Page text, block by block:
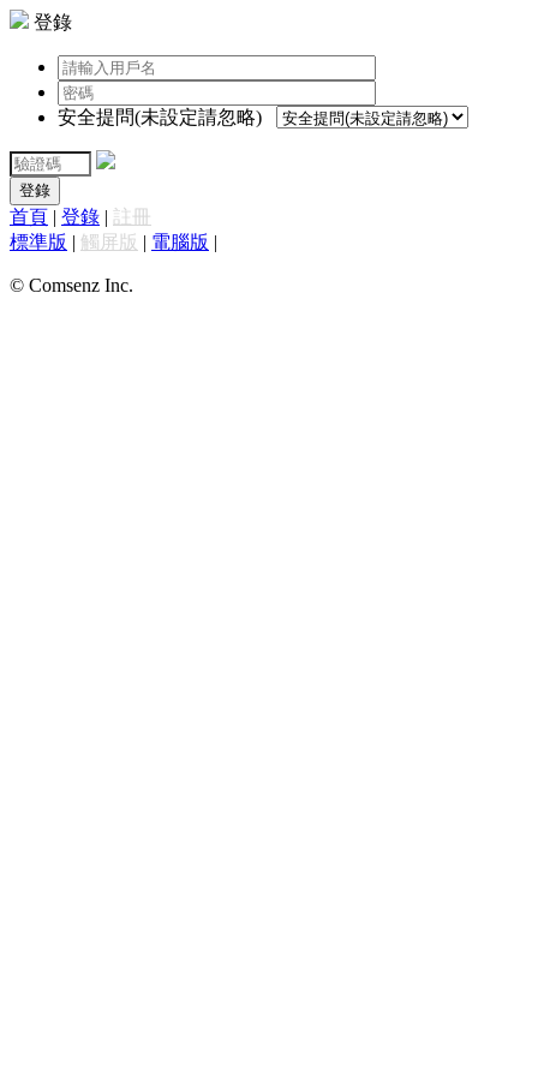
登錄
安全提問(未設定請忽略)
登錄
首頁 | 登錄 | 註冊
標準版 | 觸屏版 | 電腦版 |
© Comsenz Inc.